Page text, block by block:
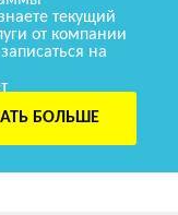
текущий
от компании
на
БОЛЬШЕ